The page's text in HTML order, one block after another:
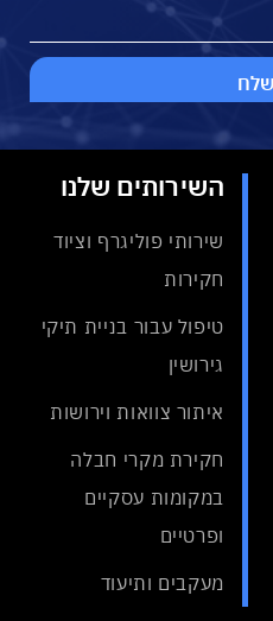
השירותים שלנו
שירותי פוליגרף וציוד
חקירות
טיפול עבור בניית תיקי
גירושין
איתור צוואות וירושות
חקירת מקרי חבלה
במקומות עסקיים
ופרטיים
מעקבים ותיעוד